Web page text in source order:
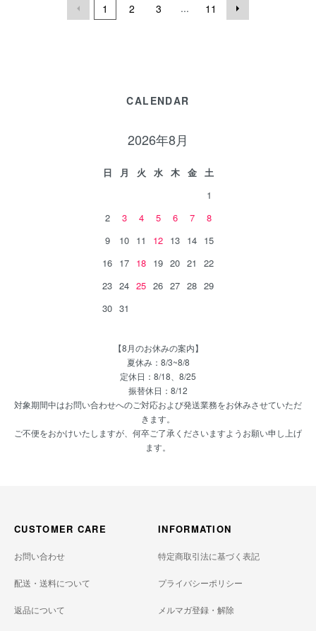
1 2 3 ... 11
CALENDAR
2026年8月
日 月 火 水 木 金
土
1
2
3 4 5 6 7
8
9
10 11 12 13 14 15
16 17 18 19 20 21
22
23 24 25 26 27 28 29
30 31
【8月のお休みの案内】
夏休み：8/3~8/8
定休日：8/18、8/25
振替休日：8/12
対象期間中はお問い合わせへのご対応および発送業務をお休みさせていただ
きます。
ご不便をおかけいたしますが、何卒ご了承くださいますようお願い申し上げ
ます。
CUSTOMER CARE
お問い合わせ
配送・送料について
返品について
INFORMATION
特定商取引法に基づく表記
プライバシーポリシー
メルマガ登録・解除